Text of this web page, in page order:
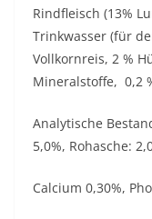
Rindfleisch (13%
Trinkwasser (für
Vollkornreis, 2 %
Mineralstoffe, 0,2
Analytische
5,0%, Rohasche:
Calcium 0,30%,